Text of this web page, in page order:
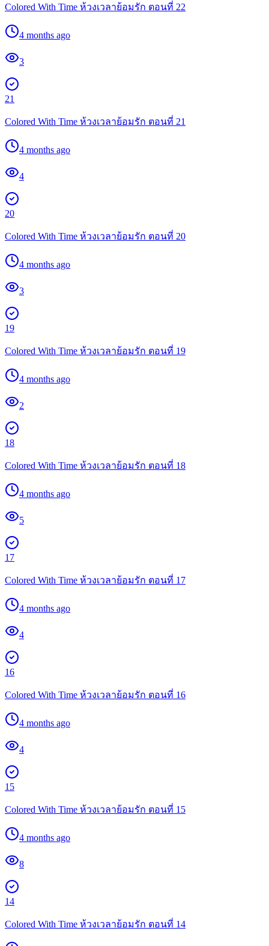
Colored With Time ห้วงเวลาย้อมรัก ตอนที่ 22
4 months ago
3
21
Colored With Time ห้วงเวลาย้อมรัก ตอนที่ 21
4 months ago
4
20
Colored With Time ห้วงเวลาย้อมรัก ตอนที่ 20
4 months ago
3
19
Colored With Time ห้วงเวลาย้อมรัก ตอนที่ 19
4 months ago
2
18
Colored With Time ห้วงเวลาย้อมรัก ตอนที่ 18
4 months ago
5
17
Colored With Time ห้วงเวลาย้อมรัก ตอนที่ 17
4 months ago
4
16
Colored With Time ห้วงเวลาย้อมรัก ตอนที่ 16
4 months ago
4
15
Colored With Time ห้วงเวลาย้อมรัก ตอนที่ 15
4 months ago
8
14
Colored With Time ห้วงเวลาย้อมรัก ตอนที่ 14